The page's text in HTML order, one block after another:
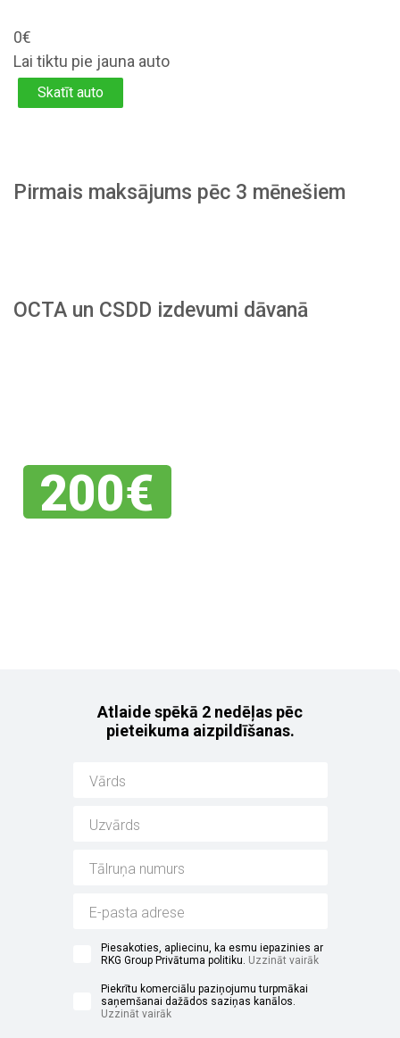
0€
Lai tiktu pie jauna auto
Skatīt auto
Pirmais maksājums pēc 3 mēnešiem
OCTA un CSDD izdevumi dāvanā
200€
Atlaide spēkā 2 nedēļas pēc
pieteikuma aizpildīšanas.
Piesakoties, apliecinu, ka esmu iepazinies ar
RKG Group Privātuma politiku. Uzzināt vairāk
Piekrītu komerciālu paziņojumu turpmākai
saņemšanai dažādos saziņas kanālos.
Uzzināt vairāk